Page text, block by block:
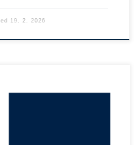
19. 2. 2026